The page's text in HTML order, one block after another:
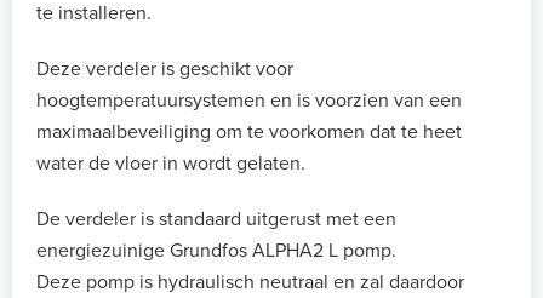
te installeren.
Deze verdeler is geschikt voor
hoogtemperatuursystemen en is voorzien van een
maximaalbeveiliging om te voorkomen dat te heet
water de vloer in wordt gelaten.
De verdeler is standaard uitgerust met een
energiezuinige Grundfos ALPHA2 L pomp.
Deze pomp is hydraulisch neutraal en zal daardoor